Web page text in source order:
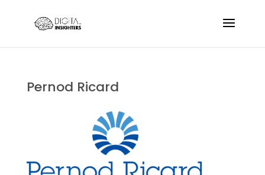
Pernod Ricard